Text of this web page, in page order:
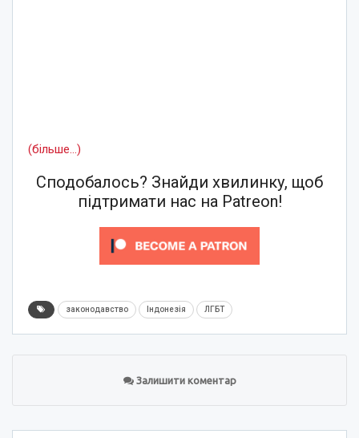
(більше…)
Сподобалось? Знайди хвилинку, щоб
підтримати нас на Patreon!
законодавство Індонезія ЛГБТ
Залишити коментар